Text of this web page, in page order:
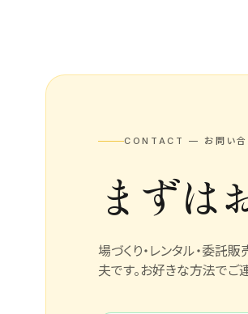
CONTACT — お問い合
まずは
場づくり・レンタル・委託
夫です。お好きな方法でご